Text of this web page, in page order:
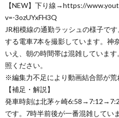
【NEW】下り線→https://
v=-3ozUYxFH3Q
JR相模線の通勤ラッシュの様子で
する電車7本を撮影しています。神
いえ、朝の時間帯は混雑していま
照ください。
※編集力不足により動画結合部が荒
【補足・解説】
発車時刻は北茅ヶ崎
です。7時半前後が一番混雑してい